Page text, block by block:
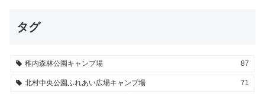
タグ
稚内森林公園キャンプ場 87
北村中央公園ふれあい広場キャンプ場 71